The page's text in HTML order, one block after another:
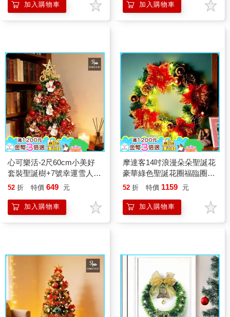
加入購物車 加入購物車
心可樂活-2尺60cm小美好
套裝聖誕樹+7號幸運雪人紅
系彩繪木片飾品組_不含燈
52 折 特價 649 元
加入購物車
摩達客14吋浪漫朵朵聖誕花
豪華綠色聖誕花圈福臨圈_
珊瑚紅金系+20燈LED暖白
52 折 特價 1159 元
加入購物車